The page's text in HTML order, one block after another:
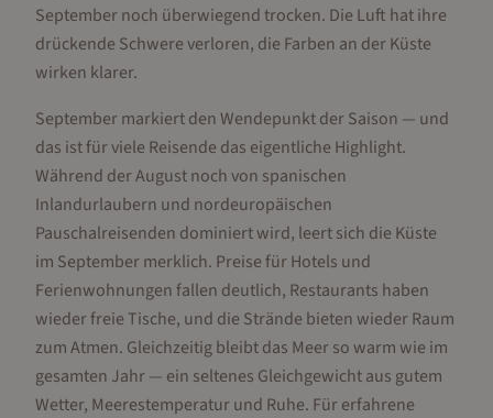
September noch überwiegend trocken. Die Luft hat ihre
drückende Schwere verloren, die Farben an der Küste
wirken klarer.
September markiert den Wendepunkt der Saison — und
das ist für viele Reisende das eigentliche Highlight.
Während der August noch von spanischen
Inlandurlaubern und nordeuropäischen
Pauschalreisenden dominiert wird, leert sich die Küste
im September merklich. Preise für Hotels und
Ferienwohnungen fallen deutlich, Restaurants haben
wieder freie Tische, und die Strände bieten wieder Raum
zum Atmen. Gleichzeitig bleibt das Meer so warm wie im
gesamten Jahr — ein seltenes Gleichgewicht aus gutem
Wetter, Meerestemperatur und Ruhe. Für erfahrene